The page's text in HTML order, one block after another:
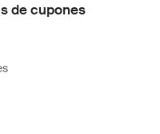
de cupones